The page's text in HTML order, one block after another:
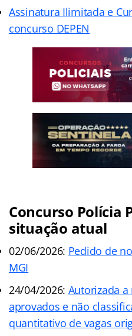
Assinatura Ilimitada e
concurso DEPEN
Concurso Polícia
situação atual
02/06/2026: Pedido de
MGI
24/04/2026: Autorizada
aprovados e não
quantitativo de vagas